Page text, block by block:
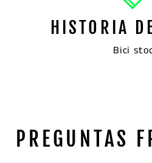
HISTORIA
Bici
PREGUNTAS